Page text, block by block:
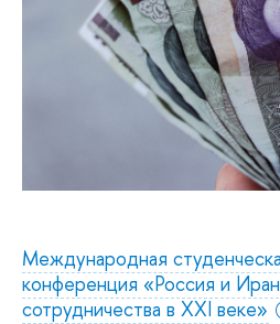
Международная
конференция «Россия и
сотрудничества в XXI веке»